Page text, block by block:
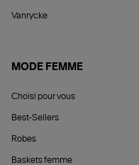
Vanrycke
MODE FEMME
Choisi pour vous
Best-Sellers
Robes
Baskets femme